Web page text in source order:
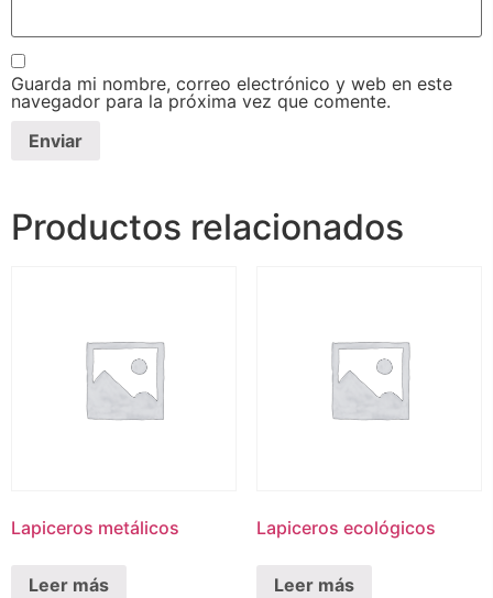
Guarda mi nombre, correo electrónico y web en este
navegador para la próxima vez que comente.
Productos relacionados
Lapiceros metálicos
Leer más
Lapiceros ecológicos
Leer más